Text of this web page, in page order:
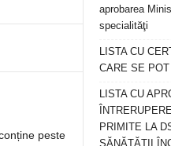
peste
aprobarea
specialităţi
LISTA CU
CARE SE POT
LISTA CU
PRIMITE LA
SĂNĂTĂȚII